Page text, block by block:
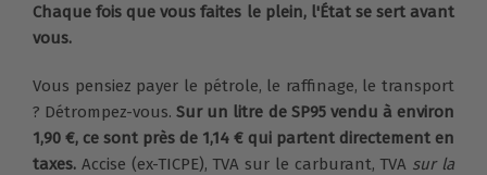
Chaque fois que vous faites le plein, l'État se sert avant
vous.
Vous pensiez payer le pétrole, le raffinage, le transport
? Détrompez-vous.Sur un litre de SP95 vendu à environ
1,90 €, ce sont près de 1,14 € qui partent directement en
taxes. Accise (ex-TICPE), TVA sur le carburant, TVA sur la